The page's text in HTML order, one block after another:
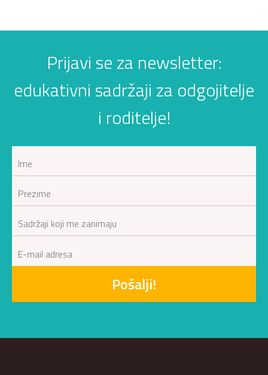
Prijavi se za newsletter:
edukativni sadržaji za odgojitelje
i roditelje!
Pošalji!